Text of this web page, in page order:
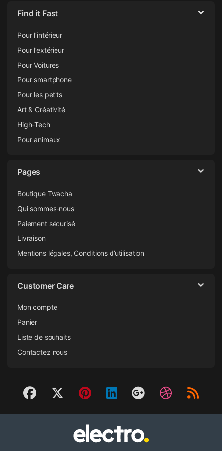
Find it Fast
Pour l’intérieur
Pour l’extérieur
Pour Voitures
Pour smartphone
Pour les petits
Art & Créativité
High-Tech
Pour animaux
Pages
Boutique Twacha
Qui sommes-nous
Paiement sécurisé
Livraison
Mentions légales, Conditions d’utilisation
Customer Care
Mon compte
Panier
Liste de souhaits
Contactez nous